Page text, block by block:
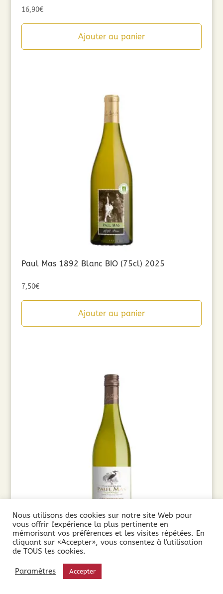
16,90€
Ajouter au panier
Paul Mas 1892 Blanc BIO (75cl) 2025
7,50€
Ajouter au panier
Paul Mas Le Gewurztraminer (75cl) 2024
Nous utilisons des cookies sur notre site Web pour
vous offrir l'expérience la plus pertinente en
mémorisant vos préférences et les visites répétées. En
cliquant sur «Accepter», vous consentez à l'utilisation
de TOUS les cookies.
Paramètres Accepter